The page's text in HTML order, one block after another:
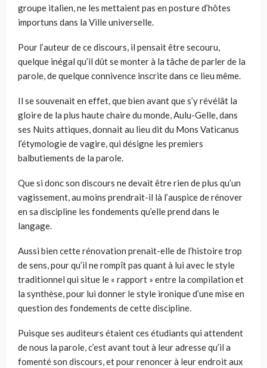
groupe italien, ne les mettaient pas en posture d’hôtes
importuns dans la Ville universelle.
Pour l’auteur de ce discours, il pensait être secouru,
quelque inégal qu’il dût se monter à la tâche de parler de la
parole, de quelque connivence inscrite dans ce lieu même.
Il se souvenait en effet, que bien avant que s’y révélât la
gloire de la plus haute chaire du monde, Aulu-Gelle, dans
ses Nuits attiques, donnait au lieu dit du Mons Vaticanus
l’étymologie de vagire, qui désigne les premiers
balbutiements de la parole.
Que si donc son discours ne devait être rien de plus qu’un
vagissement, au moins prendrait-il là l’auspice de rénover
en sa discipline les fondements qu’elle prend dans le
langage.
Aussi bien cette rénovation prenait-elle de l’histoire trop
de sens, pour qu’il ne rompît pas quant à lui avec le style
traditionnel qui situe le « rapport » entre la compilation et
la synthèse, pour lui donner le style ironique d’une mise en
question des fondements de cette discipline.
Puisque ses auditeurs étaient ces étudiants qui attendent
de nous la parole, c’est avant tout à leur adresse qu’il a
fomenté son discours, et pour renoncer à leur endroit aux